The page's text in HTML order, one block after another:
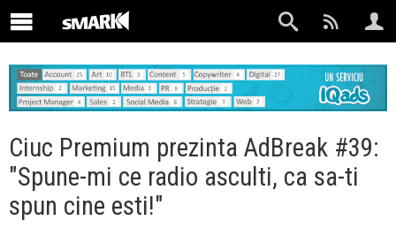
Ciuc Premium prezinta AdBreak #39:
"Spune-mi ce radio asculti, ca sa-ti
spun cine esti!"